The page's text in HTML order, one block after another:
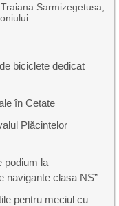
Sarmizegetusa,
biciclete dedicat
în Cetate
Plăcintelor
podium la
navigante clasa NS”
pentru meciul cu